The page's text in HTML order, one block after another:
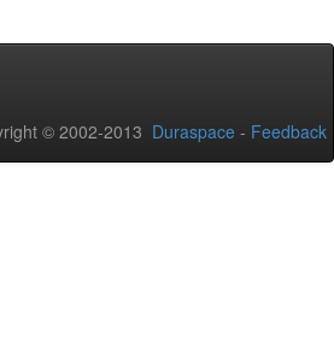
© 2002-2013 Duraspace - Feedback